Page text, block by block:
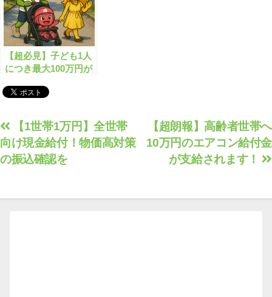
【超必見】子ども1人
につき最大100万円が
投
稿
ナ
ゲ
【超朗報】高齢者世帯へ
10万円のエアコン給付金
が支給されます！
【1世帯1万円】全世帯
向け現金給付！物価高対策
の振込確認を